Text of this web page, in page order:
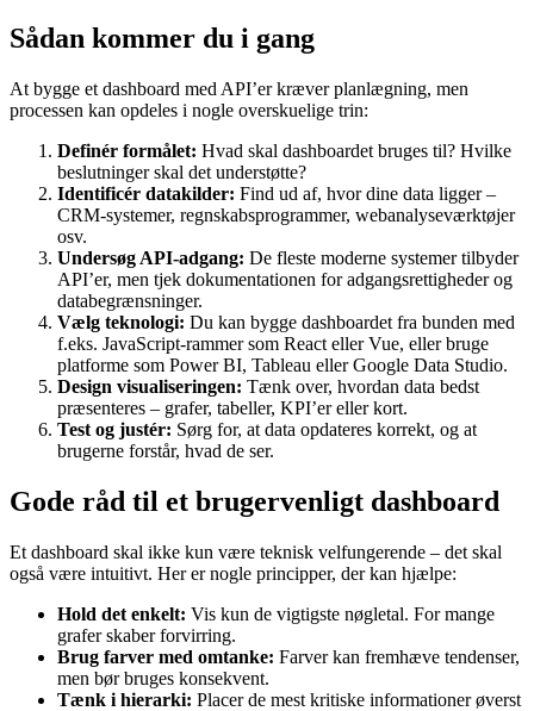
Sådan kommer du i gang
At bygge et dashboard med API’er kræver planlægning, men
processen kan opdeles i nogle overskuelige trin:
Definér formålet: Hvad skal dashboardet bruges til? Hvilke
beslutninger skal det understøtte?
Identificér datakilder: Find ud af, hvor dine data ligger –
CRM-systemer, regnskabsprogrammer, webanalyseværktøjer
osv.
Undersøg API-adgang: De fleste moderne systemer tilbyder
API’er, men tjek dokumentationen for adgangsrettigheder og
databegrænsninger.
Vælg teknologi: Du kan bygge dashboardet fra bunden med
f.eks. JavaScript-rammer som React eller Vue, eller bruge
platforme som Power BI, Tableau eller Google Data Studio.
Design visualiseringen: Tænk over, hvordan data bedst
præsenteres – grafer, tabeller, KPI’er eller kort.
Test og justér: Sørg for, at data opdateres korrekt, og at
brugerne forstår, hvad de ser.
Gode råd til et brugervenligt dashboard
Et dashboard skal ikke kun være teknisk velfungerende – det skal
også være intuitivt. Her er nogle principper, der kan hjælpe:
Hold det enkelt: Vis kun de vigtigste nøgletal. For mange
grafer skaber forvirring.
Brug farver med omtanke: Farver kan fremhæve tendenser,
men bør bruges konsekvent.
Tænk i hierarki: Placer de mest kritiske informationer øverst